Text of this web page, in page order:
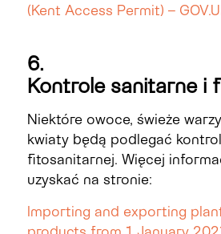
(Kent Access Permit) –
6.
Kontrole sanitarnei
Niektóre owoce, świeże
kwiaty będą podlegać
fitosanitarnej. Więcej
uzyskać na stronie:
Importing and exporting